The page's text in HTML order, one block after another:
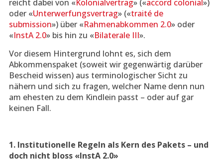
reicht dabei von «Kolonialvertrag» («accord colonial»)
oder «Unterwerfungsvertrag» («traité de
submission») über «Rahmenabkommen 2.0» oder
«InstA 2.0» bis hin zu «Bilaterale III».
Vor diesem Hintergrund lohnt es, sich dem
Abkommenspaket (soweit wir gegenwärtig darüber
Bescheid wissen) aus terminologischer Sicht zu
nähern und sich zu fragen, welcher Name denn nun
am ehesten zu dem Kindlein passt – oder auf gar
keinen Fall.
1. Institutionelle Regeln als Kern des Pakets – und
doch nicht bloss «InstA 2.0»